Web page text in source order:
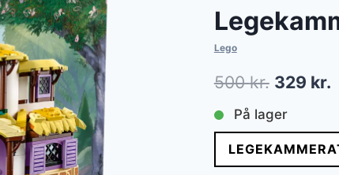
Lego
500kr. Den
pris
var:
329 kr.
På lager